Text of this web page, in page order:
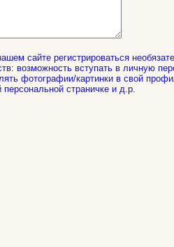
сайте регистрироваться
возможность вступать в личную
фотографии/картинки в свой
страничке и д.р.